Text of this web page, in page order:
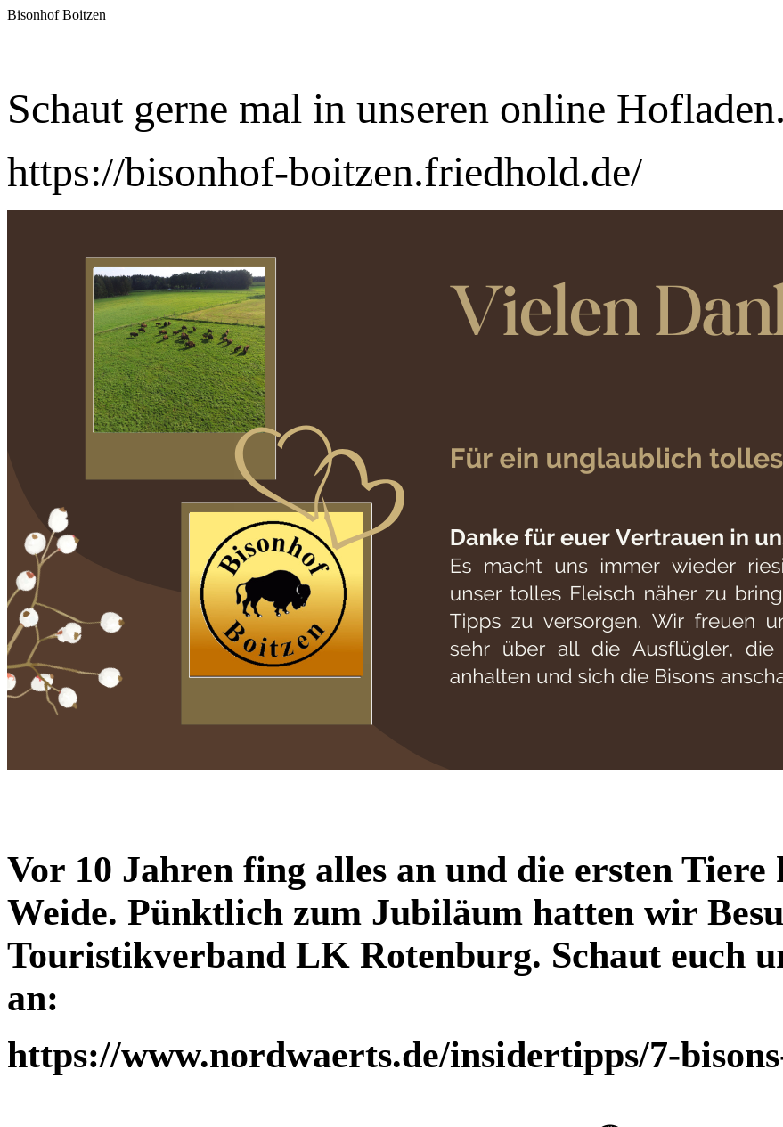
Bisonhof Boitzen
Schaut gerne mal in unseren online Hofladen.
https://bisonhof-boitzen.friedhold.de/
Vor 10 Jahren fing alles an und die ersten Tiere
Weide. Pünktlich zum Jubiläum hatten wir
Touristikverband LK Rotenburg. Schaut euch
an:
https://www.nordwaerts.de/insidertipps/7-